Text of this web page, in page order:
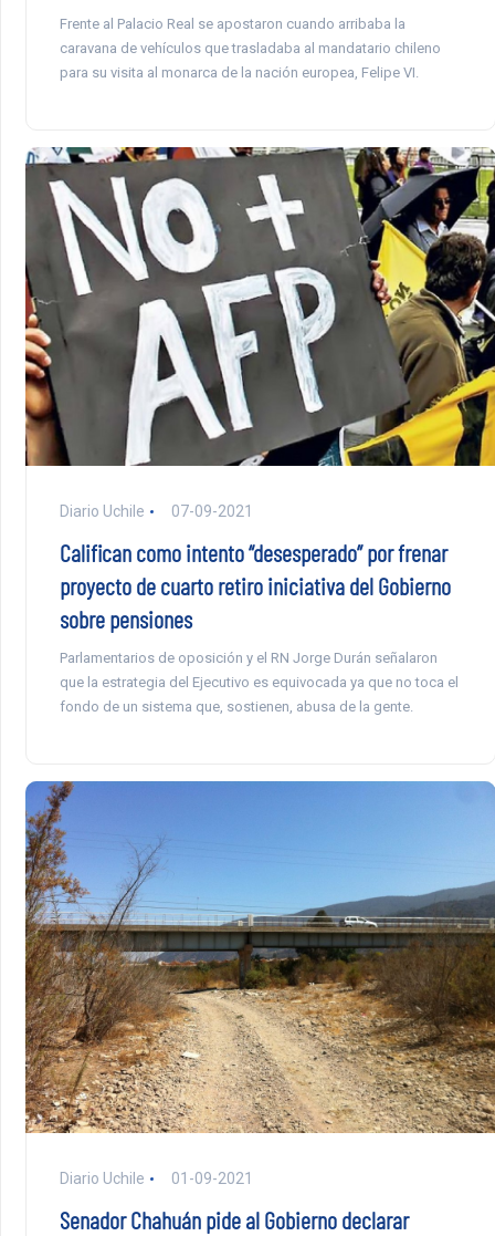
Frente al Palacio Real se apostaron cuando arribaba la
caravana de vehículos que trasladaba al mandatario chileno
para su visita al monarca de la nación europea, Felipe VI.
Diario Uchile 07-09-2021
Califican como intento “desesperado” por frenar
proyecto de cuarto retiro iniciativa del Gobierno
sobre pensiones
Parlamentarios de oposición y el RN Jorge Durán señalaron
que la estrategia del Ejecutivo es equivocada ya que no toca el
fondo de un sistema que, sostienen, abusa de la gente.
Diario Uchile 01-09-2021
Senador Chahuán pide al Gobierno declarar